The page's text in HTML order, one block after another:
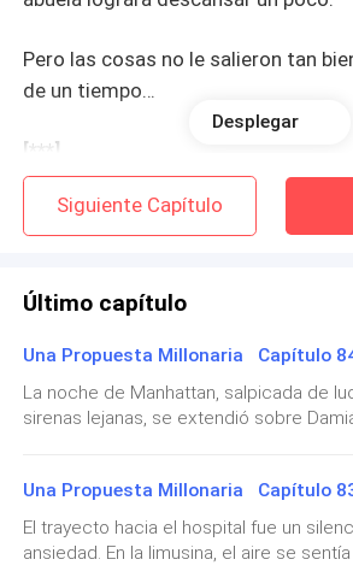
Pero las cosas no le salieron tan
de un tiempo…
[***]
La mujer ronroneaba tratando de
cuerpo del hombre que ya no se
creyó que le pertenecía por haber
Pensó que era un logro ya que
desde hacía algún tiempo.
— ¿Pensé que quedarías más
hombre giró hacia ella admirando
desnudo y suspiró.
Desplegar
Siguiente Capítulo
Último capítulo
La noche de Manhattan, salpicada de
sirenas lejanas, se extendió sobre
abrió de nuevo. Damián se mantuvo
perdida en el horizonte. La última vez
padre, la rabia lo había consumido. Hoy,
que sentía.—No sé qué decirte
El trayecto hacia el hospital fue un
ansiedad. En la limusina, el aire se